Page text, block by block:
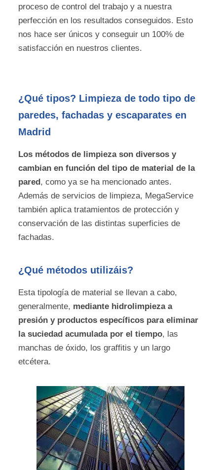
proceso de control del trabajo y a nuestra
perfección en los resultados conseguidos. Esto
nos hace ser únicos y conseguir un 100% de
satisfacción en nuestros clientes.
¿Qué tipos? Limpieza de todo tipo de
paredes, fachadas y escaparates en
Madrid
Los métodos de limpieza son diversos y
cambian en función del tipo de material de la
pared, como ya se ha mencionado antes.
Además de servicios de limpieza, MegaService
también aplica tratamientos de protección y
conservación de las distintas superficies de
fachadas.
¿Qué métodos utilizáis?
Esta tipología de material se llevan a cabo,
generalmente, mediante hidrolimpieza a
presión y productos específicos para eliminar
la suciedad acumulada por el tiempo, las
manchas de óxido, los graffitis y un largo
etcétera.